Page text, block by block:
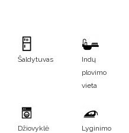
Šaldytuvas
Indų
plovimo
vieta
Džiovyklė
Lyginimo